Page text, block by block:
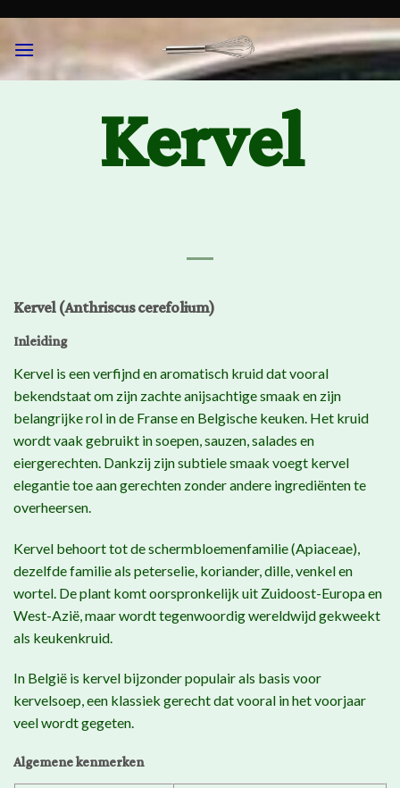
content
Kervel
Kervel (Anthriscus cerefolium)
Inleiding
Kervel is een verfijnd en aromatisch kruid dat vooral
bekendstaat om zijn zachte anijsachtige smaak en zijn
belangrijke rol in de Franse en Belgische keuken. Het kruid
wordt vaak gebruikt in soepen, sauzen, salades en
eiergerechten. Dankzij zijn subtiele smaak voegt kervel
elegantie toe aan gerechten zonder andere ingrediënten te
overheersen.
Kervel behoort tot de schermbloemenfamilie (Apiaceae),
dezelfde familie als peterselie, koriander, dille, venkel en
wortel. De plant komt oorspronkelijk uit Zuidoost-Europa en
West-Azië, maar wordt tegenwoordig wereldwijd gekweekt
als keukenkruid.
In België is kervel bijzonder populair als basis voor
kervelsoep, een klassiek gerecht dat vooral in het voorjaar
veel wordt gegeten.
Algemene kenmerken